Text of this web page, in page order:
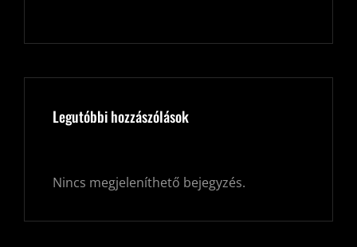
Legutóbbi hozzászólások
Nincs megjeleníthető bejegyzés.